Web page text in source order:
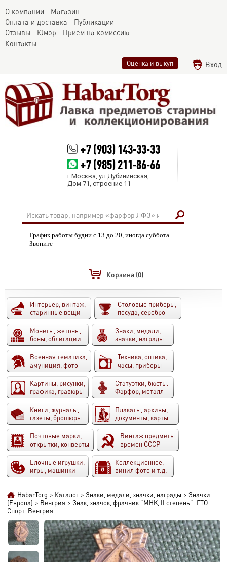
О компании
Магазин
Оплата и доставка
Публикации
Отзывы
Юмор
Прием на комиссию
Контакты
Оценка и выкуп Вход
+7 (903) 143-33-33
+7 (985) 211-86-66
г.Москва, ул.Дубининская,
Дом 71, строение 11
График работы будни с 13 до 20, иногда суббота.
Звоните
Корзина (0)
Интерьер, винтаж,
старинные вещи
Столовые приборы,
посуда, серебро
Монеты, жетоны,
боны, облигации
Знаки, медали,
значки, награды
Военная тематика,
амуниция, фото
Техника, оптика,
часы, приборы
Картины, рисунки,
графика, гравюры
Статуэтки, бюсты.
Фарфор, металл
Книги, журналы,
газеты, брошюры
Плакаты, архивы,
документы, карты
Почтовые марки,
открытки, конверты
Винтаж предметы
времен СССР
Елочные игрушки,
игры, машинки
Коллекционное,
винил фото и т.д.
HabarTorg > Каталог > Знаки, медали, значки, награды > Значки
(Европа) > Венгрия > Знак, значок, фрачник "MHK, II степень". ГТО.
Спорт. Венгрия